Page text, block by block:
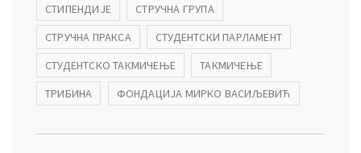
СТИПЕНДИЈЕ
СТРУЧНА ГРУПА
СТРУЧНА ПРАКСА
СТУДЕНТСКИ ПАРЛАМЕНТ
СТУДЕНТСКО ТАКМИЧЕЊЕ
ТАКМИЧЕЊЕ
ТРИБИНА
ФОНДАЦИЈА МИРКО ВАСИЉЕВИЋ